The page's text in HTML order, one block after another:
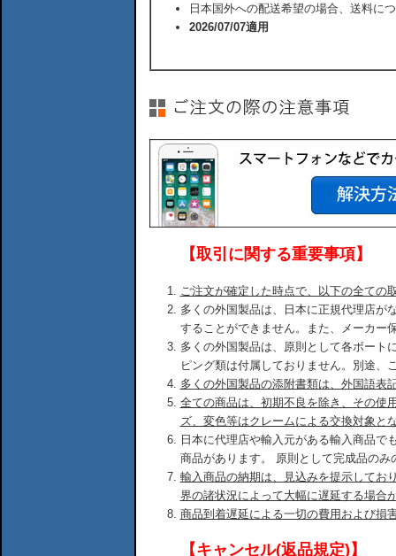
日本国外への配送希望の場合、送料に
2026/07/07適用
【取引に関する重要事項】
ご注文が確定した時点で、以下の全ての
多くの外国製品は、日本に正規代理店が
することができません。また、メーカー
多くの外国製品は、原則として各ボート
ピング類は付属しておりません。別途、
多くの外国製品の添附書類は、外国語表
全ての商品は、初期不良を除き、その使
ズ、変色等はクレームによる交換対象と
日本に代理店や輸入元がある輸入商品で
商品があります。 原則として完成品のみ
輸入商品の納期は、見込みを提示してお
界の諸状況によって大幅に遅延する場合
商品到着遅延による一切の費用および損
【キャンセル(返品規定)】